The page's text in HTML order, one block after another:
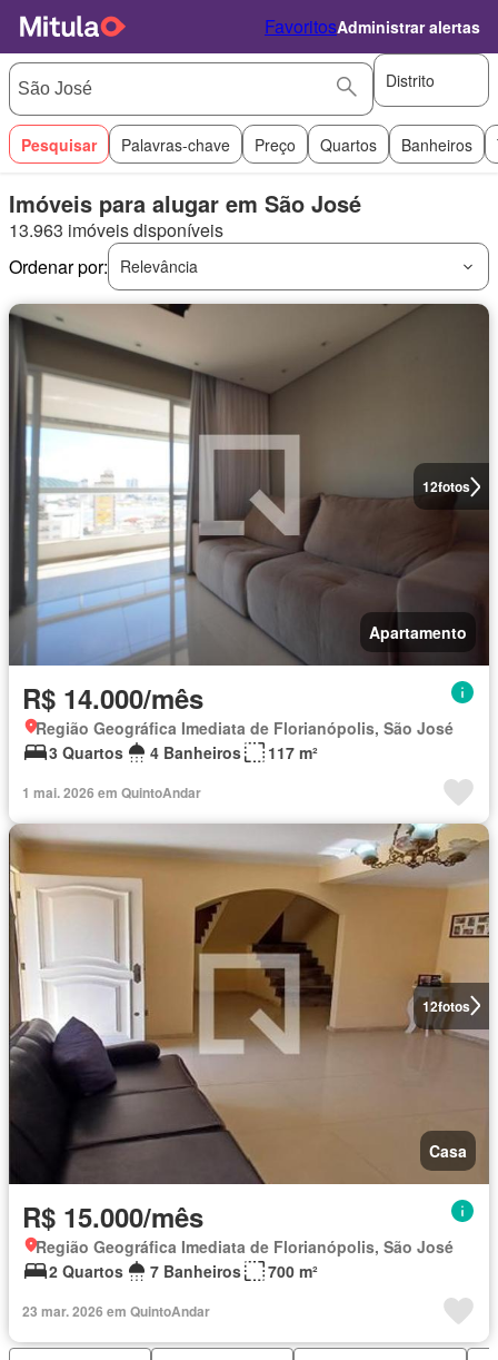
FavoritosAdministrar alertas
Distrito
Pesquisar Palavras-chave Preço Quartos Banheiros
Imóveis para alugar em São José
13.963 imóveis disponíveis
Ordenar por:
Relevância
12fotos
Apartamento
R$ 14.000/mês
Região Geográfica Imediata de Florianópolis, São José
3 Quartos
4 Banheiros 117 m²
1 mai. 2026 em QuintoAndar
12fotos
Casa
R$ 15.000/mês
Região Geográfica Imediata de Florianópolis, São José
2 Quartos
7 Banheiros 700 m²
23 mar. 2026 em QuintoAndar